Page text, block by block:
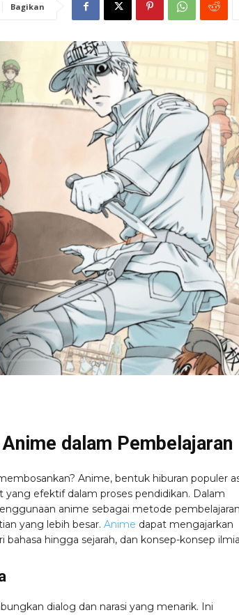
Bagikan
dalam Pembelajaran
Anime, bentuk hiburan populer
yang efektif dalam proses pendidikan. Dalam
anime sebagai metode pembelajaran
yang lebih besar. Anime dapat mengajarkan
bahasa hingga sejarah, dan konsep-konsep
dialog dan narasi yang menarik. Ini